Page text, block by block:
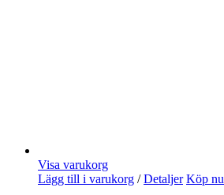
Visa varukorg
Lägg till i varukorg / Detaljer Köp nu